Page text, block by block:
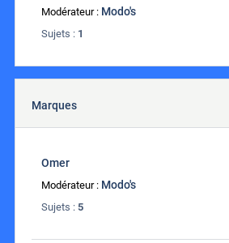
Modérateur : Modo's
Sujets : 1
Marques
Omer
Modérateur : Modo's
Sujets : 5